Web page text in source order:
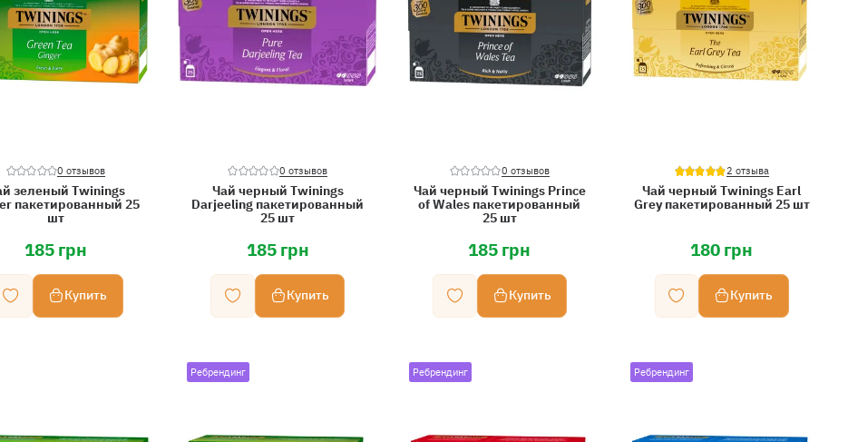
0 отзывов
зеленый Twinings
пакетированный 25
шт
185 грн
Купить
0 отзывов
Чай черный Twinings
Darjeeling пакетированный
25 шт
185 грн
Купить
0 отзывов
Чай черный Twinings Prince
of Wales пакетированный
25 шт
185 грн
Купить
2 отзыва
Чай черный Twinings Earl
Grey пакетированный 25 шт
180 грн
Купить
Ребрендинг Ребрендинг Ребрендинг